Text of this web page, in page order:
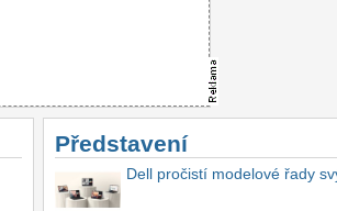
Představení
Dell pročistí modelové řady